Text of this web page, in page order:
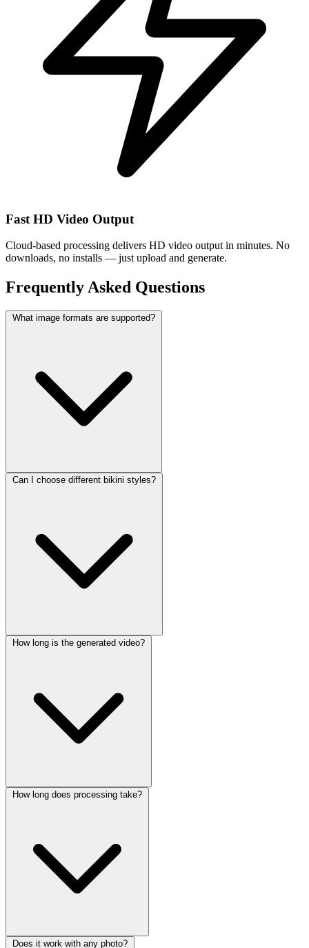
Fast HD Video Output
Cloud-based processing delivers HD video output in minutes. No
downloads, no installs — just upload and generate.
Frequently Asked Questions
What image formats are supported?
Can I choose different bikini styles?
How long is the generated video?
How long does processing take?
Does it work with any photo?